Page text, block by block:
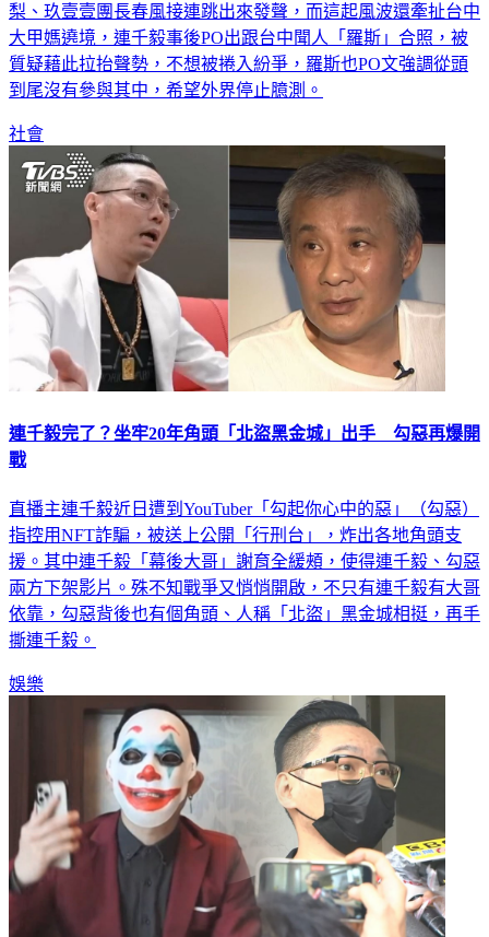
梨、玖壹壹團長春風接連跳出來發聲，而這起風波還牽扯台中
大甲媽遶境，連千毅事後PO出跟台中聞人「羅斯」合照，被
質疑藉此拉抬聲勢，不想被捲入紛爭，羅斯也PO文強調從頭
到尾沒有參與其中，希望外界停止臆測。
社會
連千毅完了？坐牢20年角頭「北盜黑金城」出手 勾惡再爆開
戰
直播主連千毅近日遭到YouTuber「勾起你心中的惡」（勾惡）
指控用NFT詐騙，被送上公開「行刑台」，炸出各地角頭支
援。其中連千毅「幕後大哥」謝育全緩頰，使得連千毅、勾惡
兩方下架影片。殊不知戰爭又悄悄開啟，不只有連千毅有大哥
依靠，勾惡背後也有個角頭、人稱「北盜」黑金城相挺，再手
撕連千毅。
娛樂